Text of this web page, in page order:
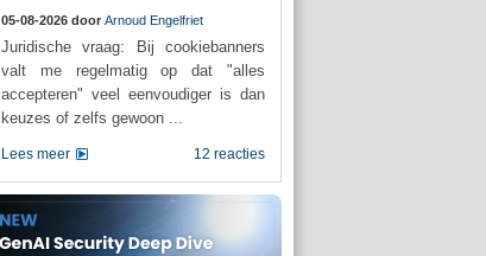
05-08-2026 door Arnoud Engelfriet
Juridische vraag: Bij cookiebanners
valt me regelmatig op dat "alles
accepteren" veel eenvoudiger is dan
keuzes of zelfs gewoon ...
12 reacties
Lees meer